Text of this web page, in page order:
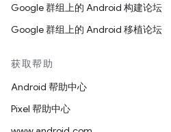
Google 群组上的 Android 构建论坛
Google 群组上的 Android 移植论坛
获取帮助
Android 帮助中心
Pixel 帮助中心